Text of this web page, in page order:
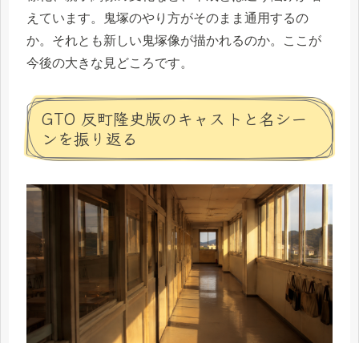
えています。鬼塚のやり方がそのまま通用するの
か。それとも新しい鬼塚像が描かれるのか。ここが
今後の大きな見どころです。
GTO 反町隆史版のキャストと名シー
ンを振り返る